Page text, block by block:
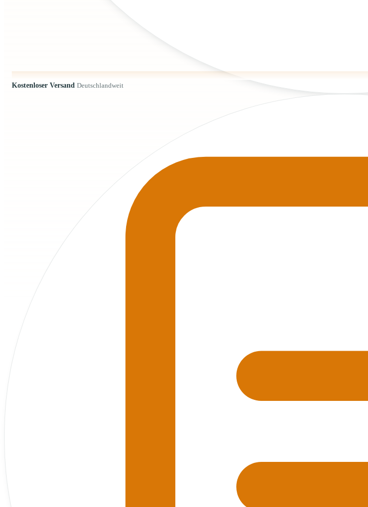
Kostenloser Versand Deutschlandweit